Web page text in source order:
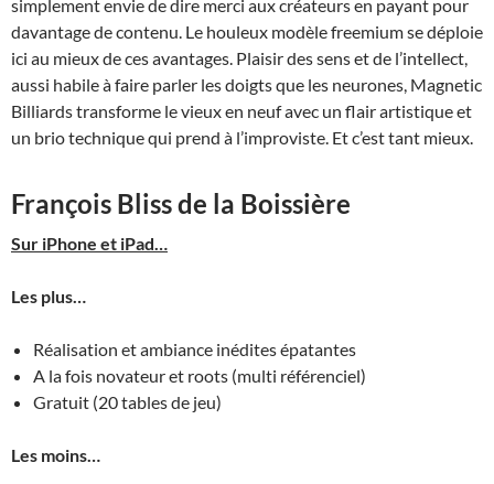
simplement envie de dire merci aux créateurs en payant pour
davantage de contenu. Le houleux modèle freemium se déploie
ici au mieux de ces avantages. Plaisir des sens et de l’intellect,
aussi habile à faire parler les doigts que les neurones, Magnetic
Billiards transforme le vieux en neuf avec un flair artistique et
un brio technique qui prend à l’improviste. Et c’est tant mieux.
François Bliss de la Boissière
Sur iPhone et iPad…
Les plus…
Réalisation et ambiance inédites épatantes
A la fois novateur et roots (multi référenciel)
Gratuit (20 tables de jeu)
Les moins…